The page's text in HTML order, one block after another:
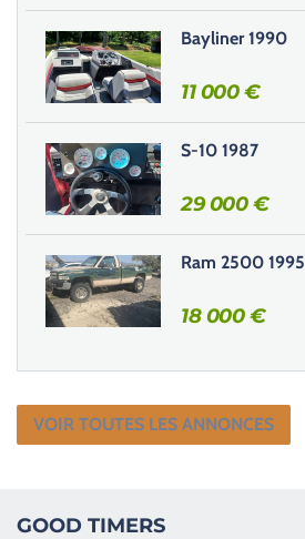
h
a
m
p
v
i
d
e
Bayliner 1990
11 000€
S-10 1987
29 000€
Ram 2500 1995
18 000€
VOIR TOUTES LES ANNONCES
GOOD TIMERS